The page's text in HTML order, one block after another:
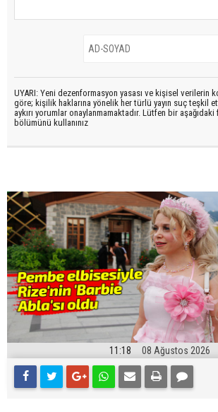
UYARI: Yeni dezenformasyon yasası ve kişisel verilerin
göre; kişilik haklarına yönelik her türlü yayın suç teşkil
aykırı yorumlar onaylanmamaktadır. Lütfen bir
bölümünü kullanınız
11:18 08 Ağustos 2026